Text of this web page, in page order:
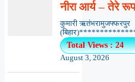
नीरा आर्य – तेरे
कुमारी ऋतंभरामुजफ्फरपुर
Total Views : 24
August 3, 2026